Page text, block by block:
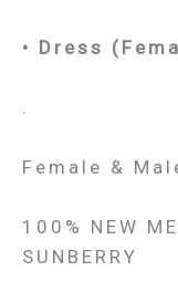
• Dress
Female &
100% NEW
SUNBERRY